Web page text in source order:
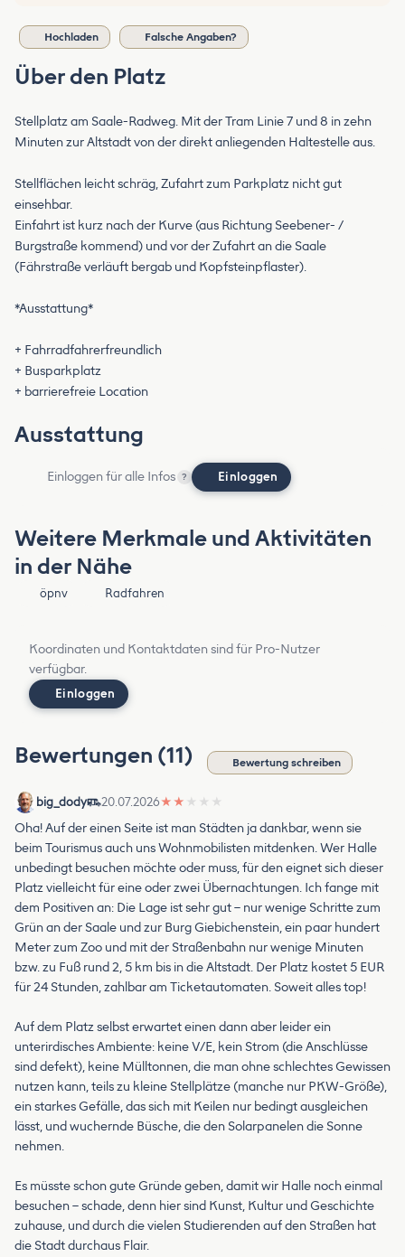
Hochladen Falsche Angaben?
Über den Platz
Stellplatz am Saale-Radweg. Mit der Tram Linie 7 und 8 in zehn
Minuten zur Altstadt von der direkt anliegenden Haltestelle aus.
Stellflächen leicht schräg, Zufahrt zum Parkplatz nicht gut
einsehbar.
Einfahrt ist kurz nach der Kurve (aus Richtung Seebener- /
Burgstraße kommend) und vor der Zufahrt an die Saale
(Fährstraße verläuft bergab und Kopfsteinpflaster).
*Ausstattung*
+ Fahrradfahrerfreundlich
+ Busparkplatz
+ barrierefreie Location
Ausstattung
Einloggen für alle Infos ? Einloggen
Weitere Merkmale und Aktivitäten
in der Nähe
öpnv Radfahren
Koordinaten und Kontaktdaten sind für Pro-Nutzer
verfügbar.
Einloggen
Bewertungen (11) Bewertung schreiben
big_dody 20.07.2026★ ★ ★ ★ ★
Oha! Auf der einen Seite ist man Städten ja dankbar, wenn sie
beim Tourismus auch uns Wohnmobilisten mitdenken. Wer Halle
unbedingt besuchen möchte oder muss, für den eignet sich dieser
Platz vielleicht für eine oder zwei Übernachtungen. Ich fange mit
dem Positiven an: Die Lage ist sehr gut – nur wenige Schritte zum
Grün an der Saale und zur Burg Giebichenstein, ein paar hundert
Meter zum Zoo und mit der Straßenbahn nur wenige Minuten
bzw. zu Fuß rund 2, 5 km bis in die Altstadt. Der Platz kostet 5 EUR
für 24 Stunden, zahlbar am Ticketautomaten. Soweit alles top!
Auf dem Platz selbst erwartet einen dann aber leider ein
unterirdisches Ambiente: keine V/E, kein Strom (die Anschlüsse
sind defekt), keine Mülltonnen, die man ohne schlechtes Gewissen
nutzen kann, teils zu kleine Stellplätze (manche nur PKW-Größe),
ein starkes Gefälle, das sich mit Keilen nur bedingt ausgleichen
lässt, und wuchernde Büsche, die den Solarpanelen die Sonne
nehmen.
Es müsste schon gute Gründe geben, damit wir Halle noch einmal
besuchen – schade, denn hier sind Kunst, Kultur und Geschichte
zuhause, und durch die vielen Studierenden auf den Straßen hat
die Stadt durchaus Flair.